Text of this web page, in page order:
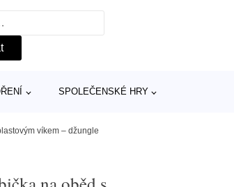
SPOLEČENSKÉ HRY
víkem – džungle